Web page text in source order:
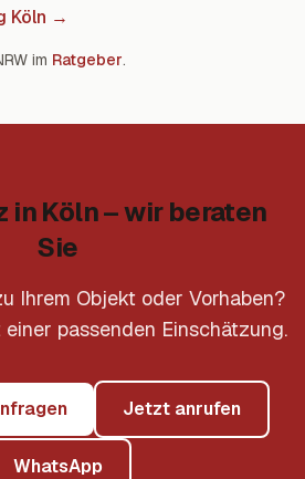
Köln →
im Ratgeber.
in Köln – wir beraten
Sie
Ihrem Objekt oder Vorhaben?
passenden Einschätzung.
Jetzt anrufen
WhatsApp